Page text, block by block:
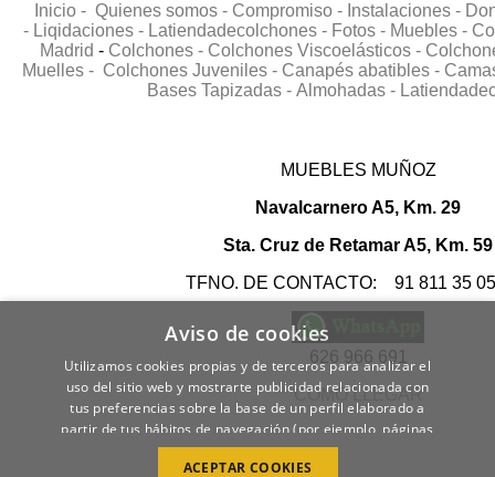
Inicio - Quienes somos - Compromiso - Instalaciones -
- Liqidaciones - Latiendadecolchones - Fotos - Muebles -
Madrid - Colchones - Colchones Viscoelásticos -
Muelles - Colchones Juveniles - Canapés abatibles -
Bases Tapizadas - Almohadas -
MUEBLES MUÑOZ
Navalcarnero A5, Km. 29
Sta. Cruz de Retamar A5, Km. 59
TFNO. DE CONTACTO: 91 811 35
626 966 691
COMO LLEGAR
Aviso de cookies
Utilizamos cookies propias y de terceros para analizar el
uso del sitio web y mostrarte publicidad relacionada con
tus preferencias sobre la base de un perfil elaborado a
partir de tus hábitos de navegación (por ejemplo, páginas
visitadas).POLÍTICA DE COOKIES
ACEPTAR COOKIES